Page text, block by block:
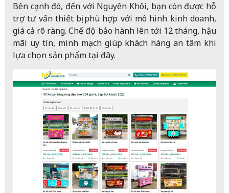
Bên cạnh đó, đến với Nguyên Khôi, bạn còn được hỗ
trợ tư vấn thiết bị phù hợp với mô hình kinh doanh,
giá cả rõ ràng. Chế độ bảo hành lên tới 12 tháng, hậu
mãi uy tín, minh mạch giúp khách hàng an tâm khi
lựa chọn sản phẩm tại đây.